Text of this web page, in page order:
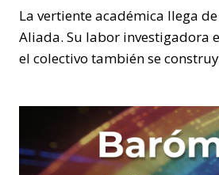
​La vertiente académica llega
Aliada. Su labor investigadora
el colectivo también se